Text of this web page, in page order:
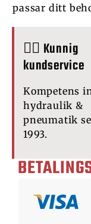
passar ditt
🙋‍♂️ Kunnig
kundservice
Kompetens
hydraulik &
pneumatik
1993.